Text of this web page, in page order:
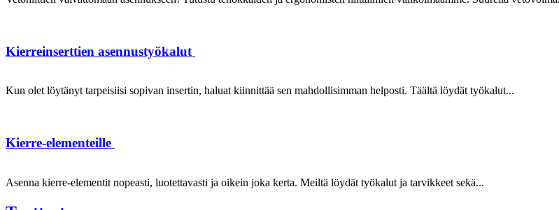
Kierreinserttien asennustyökalut
Kun olet löytänyt tarpeisiisi sopivan insertin, haluat kiinnittää sen mahdollisimman helposti. Täältä löydät työkalut...
Kierre-elementeille
Asenna kierre-elementit nopeasti, luotettavasti ja oikein joka kerta. Meiltä löydät työkalut ja tarvikkeet sekä...